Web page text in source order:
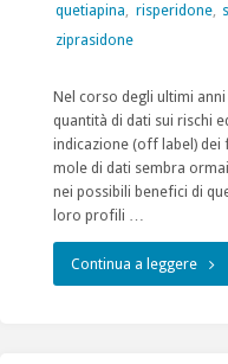
quetiapina, risperidone,
ziprasidone
Nel corso degli ultimi
quantità di dati sui rischi
indicazione (off label) dei
mole di dati sembra
nei possibili benefici di
loro profili …
Continua a leggere